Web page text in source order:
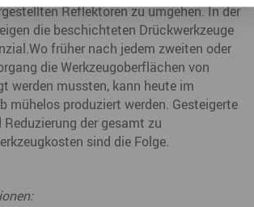
Reflektoren zu umgehen. In der
die beschichteten Drückwerkzeuge
früher nach jedem zweiten oder
die Werkzeugoberflächen von
werden mussten, kann heute im
mühelos produziert werden. Gesteigerte
der gesamt zu
sind die Folge.